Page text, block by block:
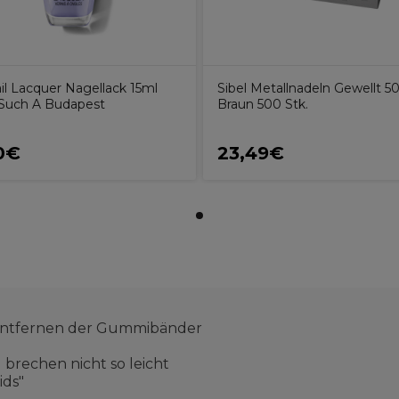
Lacquer Nagellack 15ml
A Budapest
Sibel Metallnadeln Gewellt
Braun 500 Stk.
23,49€
der Gummibänder
nicht so leicht